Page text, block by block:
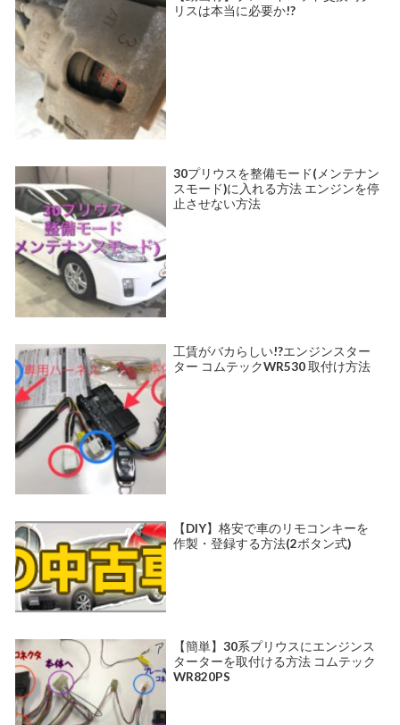
リスは本当に必要か!?
30プリウスを整備モード(メンテナン
スモード)に入れる方法 エンジンを停
止させない方法
工賃がバカらしい!?エンジンスター
ター コムテックWR530 取付け方法
【DIY】格安で車のリモコンキーを
作製・登録する方法(2ボタン式)
【簡単】30系プリウスにエンジンス
ターターを取付ける方法 コムテック
WR820PS